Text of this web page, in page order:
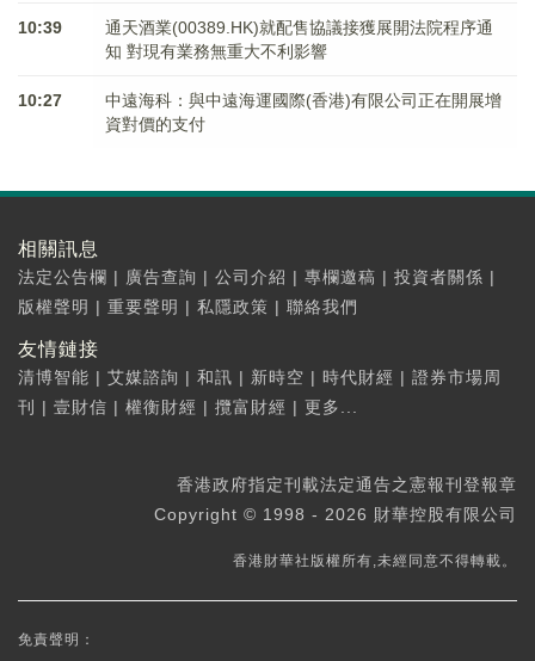
10:39
通天酒業(00389.HK)就配售協議接獲展開法院程序通
知 對現有業務無重大不利影響
10:27
中遠海科：與中遠海運國際(香港)有限公司正在開展增
資對價的支付
相關訊息
法定公告欄 | 廣告查詢 | 公司介紹 | 專欄邀稿 | 投資者關係 |
版權聲明 | 重要聲明 | 私隱政策 | 聯絡我們
友情鏈接
清博智能 | 艾媒諮詢 | 和訊 | 新時空 | 時代財經 | 證券市場周
刊
| 壹財信 | 權衡財經 | 攬富財經 | 更多...
香港政府指定刊載法定通告之憲報刊登報章
Copyright © 1998 - 2026 財華控股有限公司
香港財華社版權所有,未經同意不得轉載。
免責聲明：